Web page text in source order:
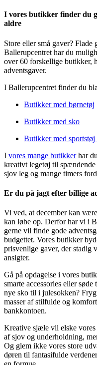
I vores butikker finder du
aldre
Store eller små gaver? Flade
Ballerupcentret har du
over 60 forskellige butikker,
adventsgaver.
I Ballerupcentret finder du
Butikker med børnetøj
Butikker med sko
Butikker med sportstøj
I vores mange butikkerhar
kreativt legetøj til
sjov leg og mange timers
Er du på jagt efter billige
Vi ved, at december kan
kan løbe op. Derfor har vi i
gerne vil finde gode
budgettet. Vores butikker
prisvenlige gaver, der stadig
ansigter.
Gå på opdagelse i vores
smarte accessories eller
nye sko til i julesokken?
masser af stilfulde og
bankkontoen.
Kreative sjæle vil elske
af sjov og underholdning,
Og glem ikke vores store
døren til fantasifulde